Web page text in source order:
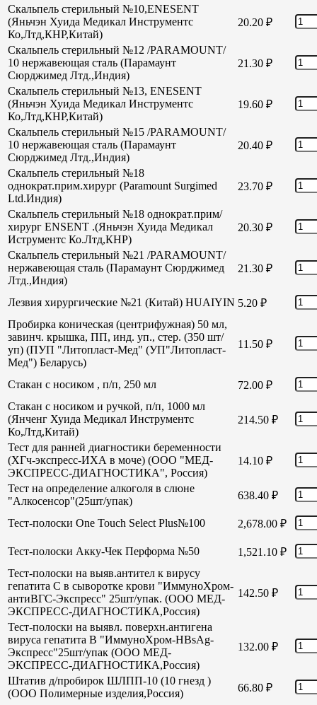
Скальпель стерильный №10,ENESENT
(Яньчэн Хуида Медикал Инструментс
Ко,Лтд,КНР,Китай)
20.20 ₽
Скальпель стерильный №12 /PARAMOUNT/
10 нержавеющая сталь (Парамаунт
Сюрджимед Лтд.,Индия)
21.30 ₽
Скальпель стерильный №13, ENESENT
(Яньчэн Хуида Медикал Инструментс
Ко,Лтд,КНР,Китай)
19.60 ₽
Скальпель стерильный №15 /PARAMOUNT/
10 нержавеющая сталь (Парамаунт
Сюрджимед Лтд.,Индия)
20.40 ₽
Скальпель стерильный №18
однократ.прим.хирург (Paramount Surgimed
Ltd.Индия)
23.70 ₽
Скальпель стерильный №18 однократ.прим/
хирург ENSENT .(Яньчэн Хуида Медикал
Иструментс Ко.Лтд,КНР)
20.30 ₽
Скальпель стерильный №21 /PARAMOUNT/
нержавеющая сталь (Парамаунт Сюрджимед
Лтд.,Индия)
21.30 ₽
Лезвия хирургические №21 (Китай) HUAIYIN 5.20 ₽
Пробирка коническая (центрифужная) 50 мл,
завинч. крышка, ПП, инд. уп., стер. (350 шт/
уп) (ПУП "Литопласт-Мед" (УП"Литопласт-
Мед") Беларусь)
11.50 ₽
Стакан с носиком , п/п, 250 мл 72.00 ₽
Стакан с носиком и ручкой, п/п, 1000 мл
(Янченг Хуида Медикал Инструментс
Ко,Лтд,Китай)
214.50 ₽
Тест для ранней диагностики беременности
(ХГч-экспресс-ИХА в моче) (ООО "МЕД-
ЭКСПРЕСС-ДИАГНОСТИКА", Россия)
14.10 ₽
Тест на определение алкоголя в слюне
"Алкосенсор"(25шт/упак)
638.40 ₽
Тест-полоски One Touch Select Plus№100 2,678.00 ₽
Тест-полоски Акку-Чек Перформа №50 1,521.10 ₽
Тест-полоски на выяв.антител к вирусу
гепатита С в сыворотке крови "ИммуноХром-
антиВГС-Экспресс" 25шт/упак. (ООО МЕД-
ЭКСПРЕСС-ДИАГНОСТИКА,Россия)
142.50 ₽
Тест-полоски на выявл. поверхн.антигена
вируса гепатита В "ИммуноХром-HBsAg-
Экспресс"25шт/упак (ООО МЕД-
ЭКСПРЕСС-ДИАГНОСТИКА,Россия)
132.00 ₽
Штатив д/пробирок ШЛПП-10 (10 гнезд )
(ООО Полимерные изделия,Россия)
66.80 ₽